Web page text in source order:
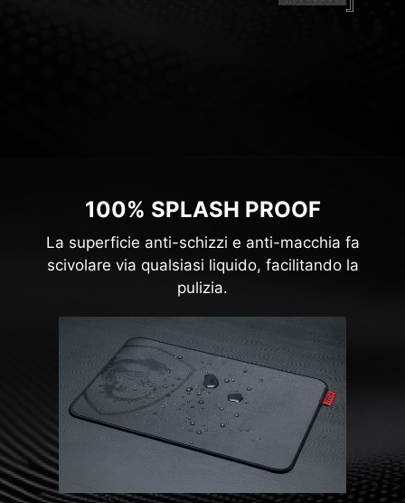
100% SPLASH PROOF
La superficie anti-schizzi e anti-macchia fa
scivolare via qualsiasi liquido, facilitando la
pulizia.